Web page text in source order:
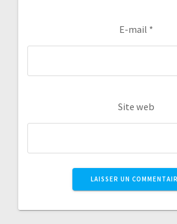
E-mail *
Site web